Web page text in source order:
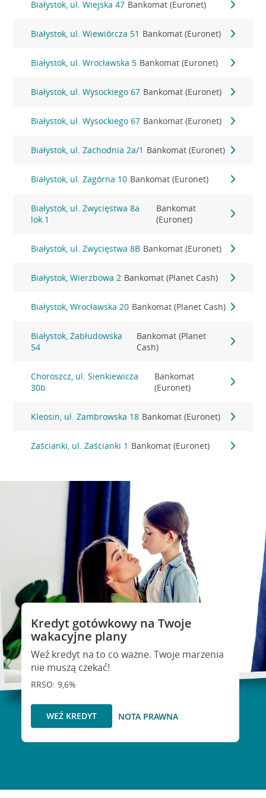
Białystok, ul. Wiejska 47 Bankomat (Euronet)
Białystok, ul. Wiewiórcza 51 Bankomat (Euronet)
Białystok, ul. Wrocławska 5 Bankomat (Euronet)
Białystok, ul. Wysockiego 67 Bankomat (Euronet)
Białystok, ul. Wysockiego 67 Bankomat (Euronet)
Białystok, ul. Zachodnia 2a/1 Bankomat (Euronet)
Białystok, ul. Zagórna 10 Bankomat (Euronet)
Białystok, ul. Zwycięstwa 8a
lok.1
Bankomat
(Euronet)
Białystok, ul. Zwycięstwa 8B Bankomat (Euronet)
Białystok, Wierzbowa 2 Bankomat (Planet Cash)
Białystok, Wrocławska 20 Bankomat (Planet Cash)
Białystok, Zabłudowska
54
Bankomat (Planet
Cash)
Choroszcz, ul. Sienkiewicza
30b
Bankomat
(Euronet)
Kleosin, ul. Zambrowska 18 Bankomat (Euronet)
Zaścianki, ul. Zaścianki 1 Bankomat (Euronet)
Kredyt gotówkowy na Twoje
wakacyjne plany
Weź kredyt na to co ważne. Twoje marzenia
nie muszą czekać!
RRSO: 9,6%
WEŹ KREDYT NOTA PRAWNA